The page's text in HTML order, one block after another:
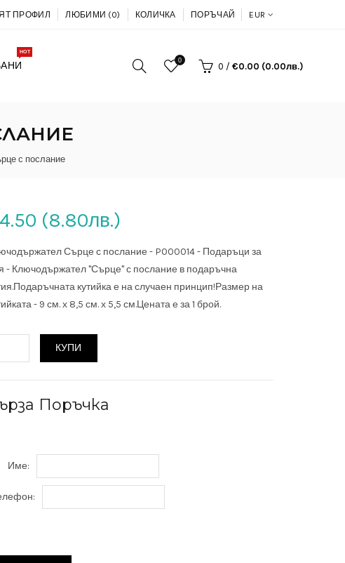
ПРОФИЛ ЛЮБИМИ (0) КОЛИЧКА ПОРЪЧАЙ EUR
HOT
0
0 / €0.00 (0.00лв.)
с послание
(8.80лв.)
Сърце с послание - P000014 - Подаръци за
- Ключодържател "Сърце" с послание в подаръчна
кутийка е на случаен принцип!Размер на
- 9 см. х 8,5 см. х 5,5 см.Цената е за 1 брой.
КУПИ
Поръчка